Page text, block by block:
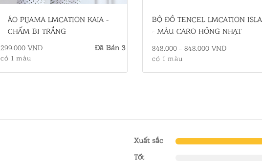
ÁO PIJAMA LMCATION KAIA -
CHẤM BI TRẮNG
299.000 VND
có 1 màu
Đã Bán 3
BỘ ĐỒ TENCEL LMCATION ISLA
- MÀU CARO HỒNG NHẠT
848.000 - 848.000 VND
có 1 màu
Xuất sắc
Tốt